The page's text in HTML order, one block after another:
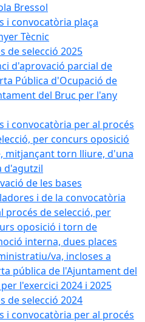
Bressol
i convocatòria plaça
Tècnic
de selecció 2025
d'aprovació parcial de
Pública d'Ocupació de
del Bruc per l'any
i convocatòria per al procés
per concurs oposició
mitjançant torn lliure, d'una
d'agutzil
de les bases
i de la convocatòria
procés de selecció, per
oposició i torn de
interna, dues places
va, incloses a
pública de l'Ajuntament del
l'exercici 2024 i 2025
de selecció 2024
i convocatòria per al procés